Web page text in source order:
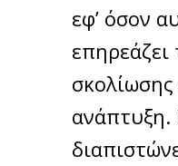
εφ’ όσον
σκολίωσης
ανάπτυξη.